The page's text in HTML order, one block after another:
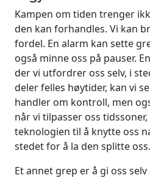
Kampen om tiden trenger
den kan forhandles. Vi kan
fordel. En alarm kan sette
også minne oss på pauser.
der vi utfordrer oss selv, i
deler felles høytider, kan vi
handler om kontroll, men
når vi tilpasser oss
teknologien til å knytte oss
stedet for å la den splitte oss.
Et annet grep er å gi oss